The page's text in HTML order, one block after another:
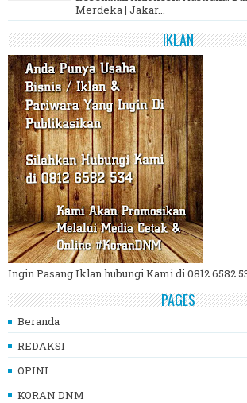
Merdeka | Jakar...
IKLAN
Ingin Pasang Iklan hubungi Kami di 0812 6582
PAGES
Beranda
REDAKSI
OPINI
KORAN DNM